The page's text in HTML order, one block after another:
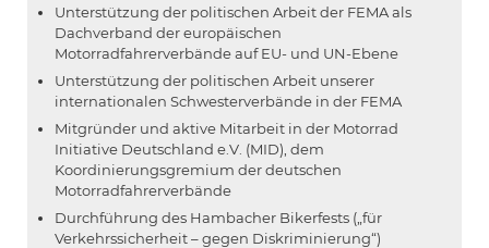
Unterstützung der politischen Arbeit der FEMA als
Dachverband der europäischen
Motorradfahrerverbände auf EU- und UN-Ebene
Unterstützung der politischen Arbeit unserer
internationalen Schwesterverbände in der FEMA
Mitgründer und aktive Mitarbeit in der Motorrad
Initiative Deutschland e.V. (MID), dem
Koordinierungsgremium der deutschen
Motorradfahrerverbände
Durchführung des Hambacher Bikerfests („für
Verkehrssicherheit – gegen Diskriminierung“)